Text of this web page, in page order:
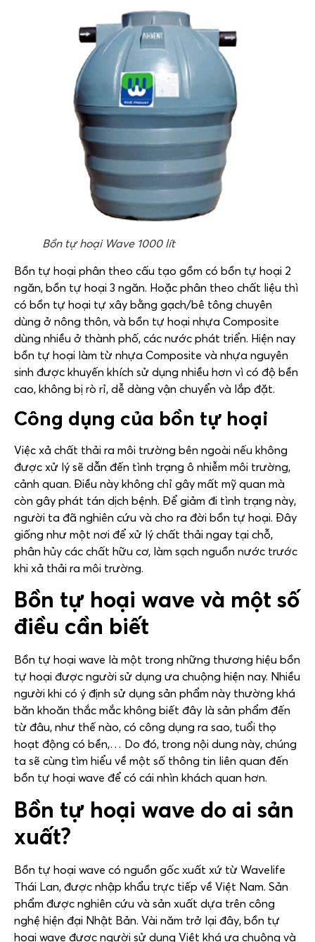
Bồn tự hoại Wave 1000 lít
Bồn tự hoại phân theo cấu tạo gồm có bồn tự hoại 2
ngăn, bồn tự hoại 3 ngăn. Hoặc phân theo chất liệu thì
có bồn tự hoại tự xây bằng gạch/bê tông chuyên
dùng ở nông thôn, và bồn tự hoại nhựa Composite
dùng nhiều ở thành phố, các nước phát triển. Hiện nay
bồn tự hoại làm từ nhựa Composite và nhựa nguyên
sinh được khuyến khích sử dụng nhiều hơn vì có độ bền
cao, không bị rò rỉ, dễ dàng vận chuyển và lắp đặt.
Công dụng của bồn tự hoại
Việc xả chất thải ra môi trường bên ngoài nếu không
được xử lý sẽ dẫn đến tình trạng ô nhiễm môi trường,
cảnh quan. Điều này không chỉ gây mất mỹ quan mà
còn gây phát tán dịch bệnh. Để giảm đi tình trạng này,
người ta đã nghiên cứu và cho ra đời bồn tự hoại. Đây
giống như một nơi để xử lý chất thải ngay tại chỗ,
phân hủy các chất hữu cơ, làm sạch nguồn nước trước
khi xả thải ra môi trường.
Bồn tự hoại wave và một số
điều cần biết
Bồn tự hoại wave là một trong những thương hiệu bồn
tự hoại được người sử dụng ưa chuộng hiện nay. Nhiều
người khi có ý định sử dụng sản phẩm này thường khá
băn khoăn thắc mắc không biết đây là sản phẩm đến
từ đâu, như thế nào, có công dụng ra sao, tuổi thọ
hoạt động có bền,… Do đó, trong nội dung này, chúng
ta sẽ cùng tìm hiểu về một số thông tin liên quan đến
bồn tự hoại wave để có cái nhìn khách quan hơn.
Bồn tự hoại wave do ai sản
xuất?
Bồn tự hoại wave có nguồn gốc xuất xứ từ Wavelife
Thái Lan, được nhập khẩu trực tiếp về Việt Nam. Sản
phẩm được nghiên cứu và sản xuất dựa trên công
nghệ hiện đại Nhật Bản. Vài năm trở lại đây, bồn tự
hoại wave được người sử dụng Việt khá ưa chuộng và